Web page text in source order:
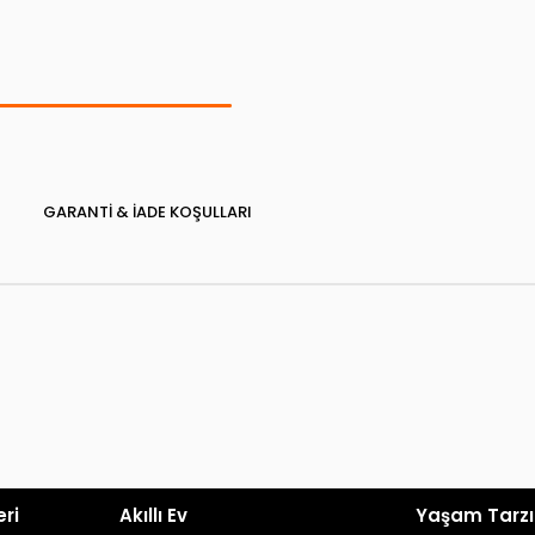
GARANTI & İADE KOŞULLARI
Akıllı Ev Yaşam Tarzı